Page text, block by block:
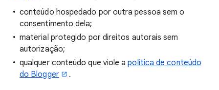
conteúdo hospedado por outra pessoa sem o
consentimento dela;
material protegido por direitos autorais sem
autorização;
qualquer conteúdo que viole apolítica de conteúdo
do Blogger
.